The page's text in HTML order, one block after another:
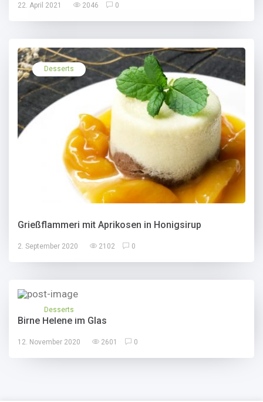
22. April 2021 2046 0
Desserts
Grießflammeri mit Aprikosen in Honigsirup
2. September 2020 2102 0
Desserts
Birne Helene im Glas
12. November 2020 2601 0